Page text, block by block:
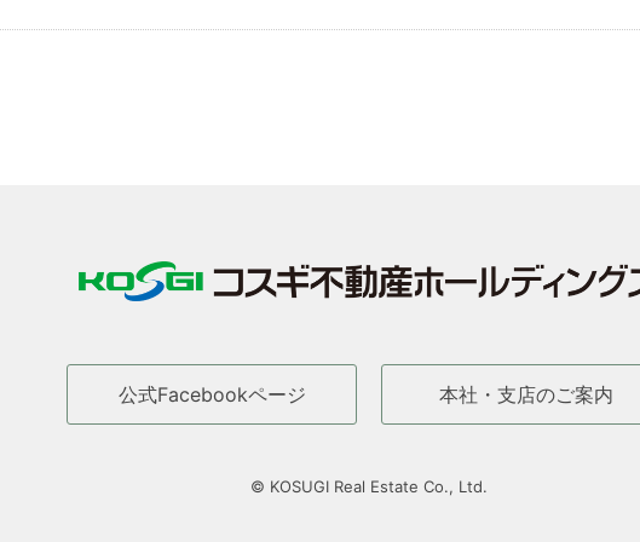
公式Facebookページ 本社・支店のご案内
© KOSUGI Real Estate Co., Ltd.